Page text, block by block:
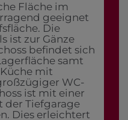
Fläche im
geeignet
Die
ist zur Gänze
befindet sich
samt
mit
WC-
ist mit einer
der Tiefgarage
Dies erleichtert